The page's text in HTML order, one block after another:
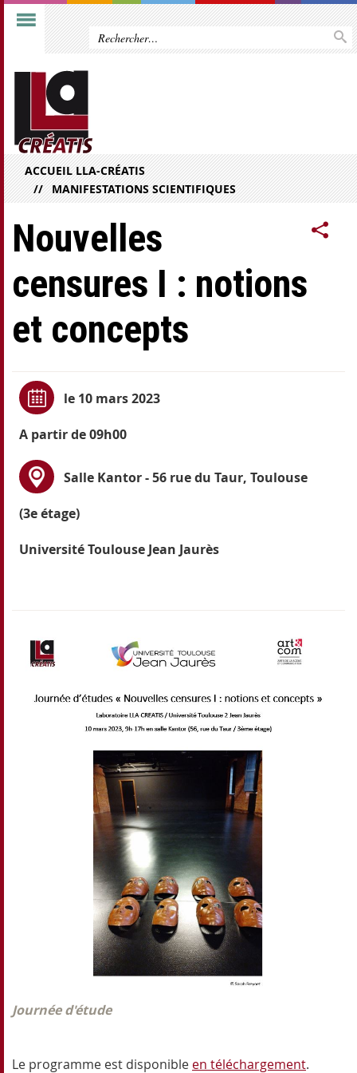
ACCUEIL LLA-CRÉATIS
MANIFESTATIONS SCIENTIFIQUES
Nouvelles
censures I : notions
et concepts
le 10 mars 2023
A partir de 09h00
Salle Kantor - 56 rue du Taur, Toulouse
(3e étage)
Université Toulouse Jean Jaurès
Journée d'étude
Le programme est disponible en téléchargement.